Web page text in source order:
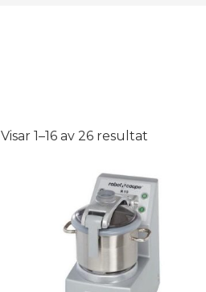
Visar 1–16 av 26 resultat